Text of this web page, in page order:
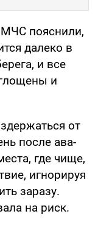
МЧС пояснили,
да­леко в
и все
и
от
после ава­
где чище,
игнори­руя
заразу.
на риск.